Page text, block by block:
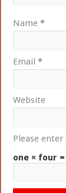
Name*
Email*
Website
Please
one × four =